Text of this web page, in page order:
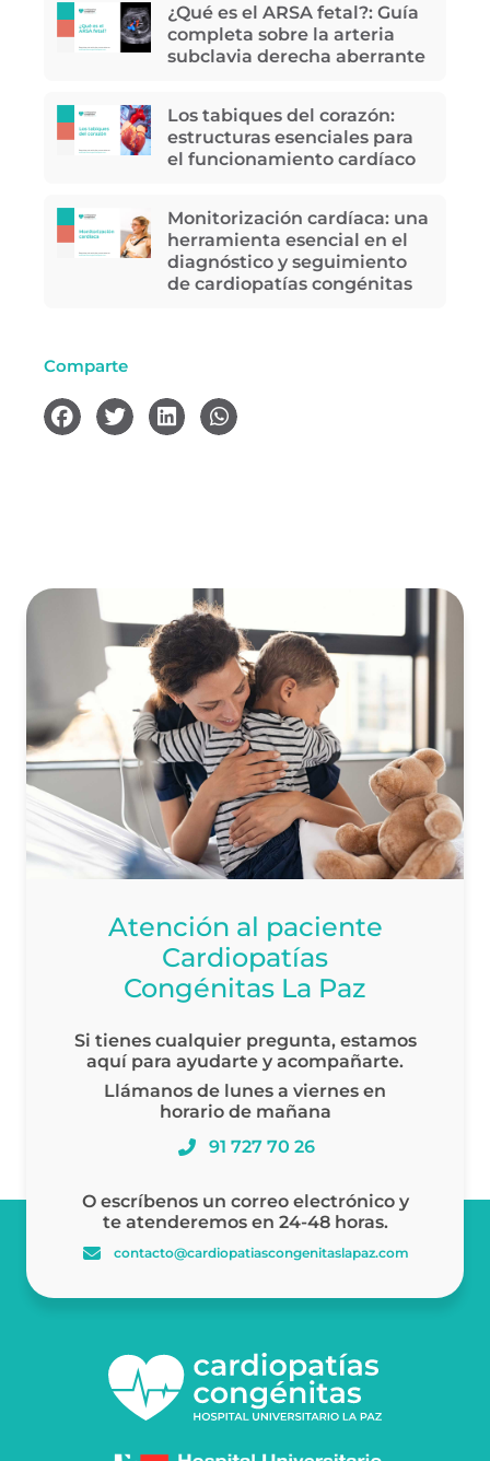
¿Qué es el ARSA fetal?: Guía
completa sobre la arteria
subclavia derecha aberrante
Los tabiques del corazón:
estructuras esenciales para
el funcionamiento cardíaco
Monitorización cardíaca: una
herramienta esencial en el
diagnóstico y seguimiento
de cardiopatías congénitas
Comparte
Atención al paciente
Cardiopatías
Congénitas La Paz
Si tienes cualquier pregunta, estamos
aquí para ayudarte y acompañarte.
Llámanos de lunes a viernes en
horario de mañana
91 727 70 26
O escríbenos un correo electrónico y
te atenderemos en 24-48 horas.
contacto@cardiopatiascongenitaslapaz.com